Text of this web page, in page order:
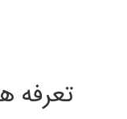
تعرفه